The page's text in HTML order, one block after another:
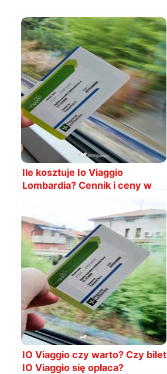
Ile kosztuje Io Viaggio
Lombardia? Cennik i ceny w
IO Viaggio czy warto? Czy bilet
IO Viaggio się opłaca?